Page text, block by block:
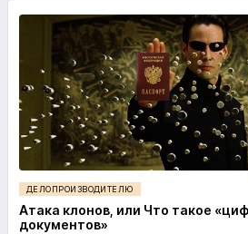
ДЕЛОПРОИЗВОДИТЕЛЮ
Атака клонов, или Что такое
документов»